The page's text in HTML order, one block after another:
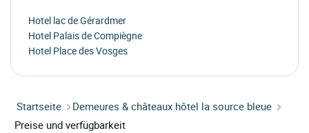
Hotel lac de Gérardmer
Hotel Palais de Compiègne
Hotel Place des Vosges
Startseite
Demeures & châteaux hôtel la source bleue
Preise und verfügbarkeit